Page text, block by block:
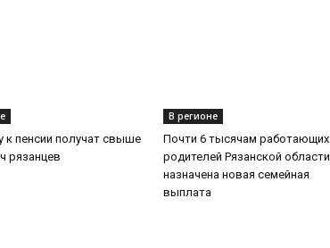
к пенсии получат свыше
рязанцев
В регионе
Почти 6 тысячам работающих
родителей Рязанской области
назначена новая семейная
выплата